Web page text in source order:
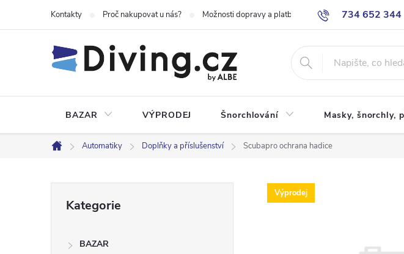
734 652 344
Kontakty Proč nakupovat u nás? Možnosti dopravy a platby Jak nakupovat
BAZAR VÝPRODEJ Šnorchlování Masky, šnorchly,
Domů
Automatiky Doplňky a příslušenství Scubapro ochrana hadice
kategorie
Kategorie
BAZAR
Výprodej